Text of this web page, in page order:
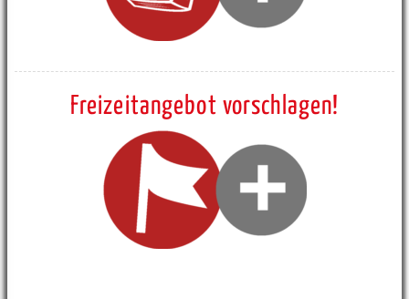
Freizeitangebot vorschlagen!